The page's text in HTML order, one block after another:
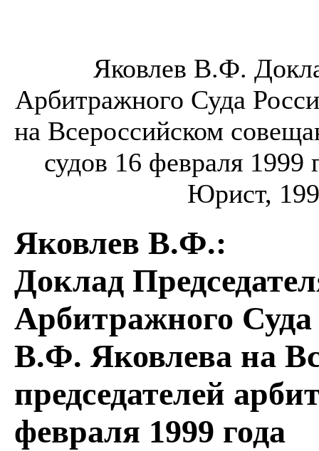
Яковлев В.Ф.
Арбитражного Суда
на Всероссийском
судов 16 февраля
Юрист,
Яковлев В.Ф.:
Доклад
Арбитражного
В.Ф. Яковлева на
председателей
февраля 1999 года